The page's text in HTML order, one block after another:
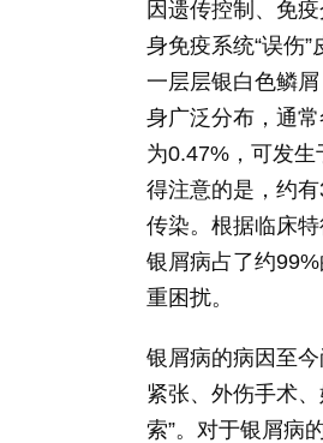
因遗传控制、免
身免疫系统“误伤
一层层银白色鳞
身广泛分布，通
为0.47%，可发
得注意的是，约
传染。根据临床
银屑病占了约
重困扰。
银屑病的病因至
紧张、外伤手术
索”。对于银屑病